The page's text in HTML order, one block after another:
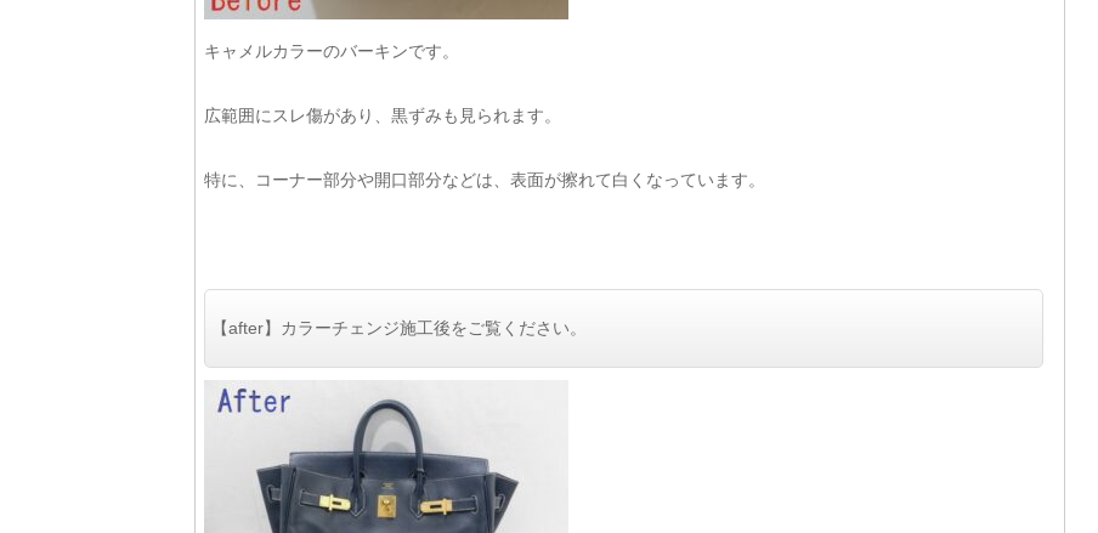
キャメルカラーのバーキンです。
広範囲にスレ傷があり、黒ずみも見られます。
特に、コーナー部分や開口部分などは、表面が擦れて白くなっています。
【after】カラーチェンジ施工後をご覧ください。